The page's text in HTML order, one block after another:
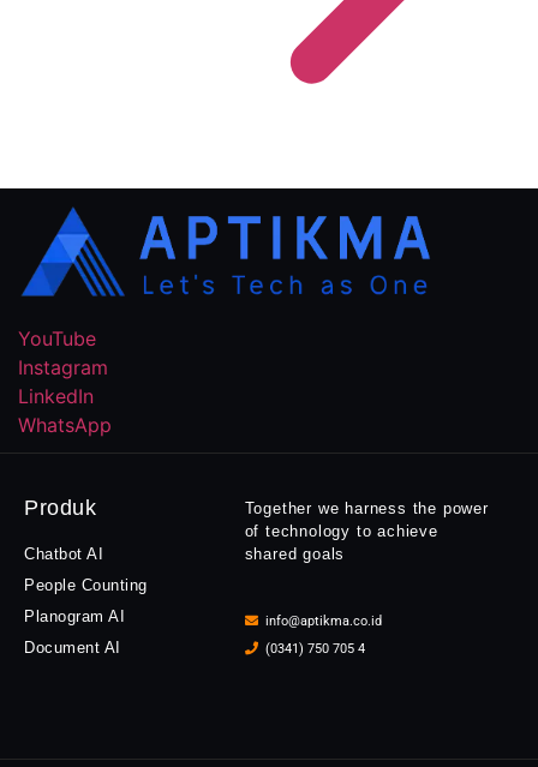
YouTube
Instagram
LinkedIn
WhatsApp
Produk
Chatbot AI
People Counting
Planogram AI
Document AI
Together we harness the power
of technology to achieve
shared goals
info@aptikma.co.id
(0341) 750 705 4